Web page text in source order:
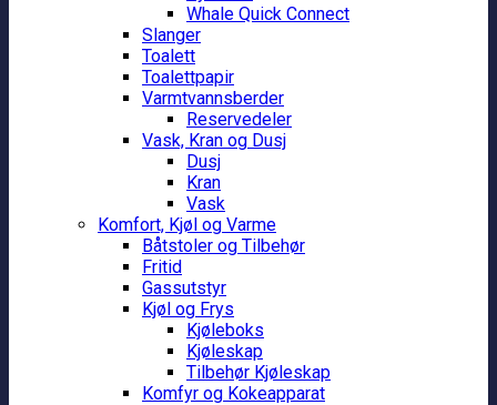
Whale Quick Connect
Slanger
Toalett
Toalettpapir
Varmtvannsberder
Reservedeler
Vask, Kran og Dusj
Dusj
Kran
Vask
Komfort, Kjøl og Varme
Båtstoler og Tilbehør
Fritid
Gassutstyr
Kjøl og Frys
Kjøleboks
Kjøleskap
Tilbehør Kjøleskap
Komfyr og Kokeapparat